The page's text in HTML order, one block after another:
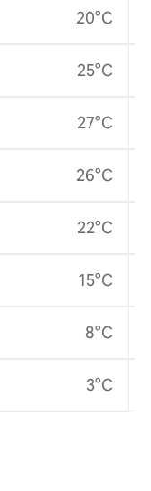
20°C
25°C
27°C
26°C
22°C
15°C
8°C
3°C